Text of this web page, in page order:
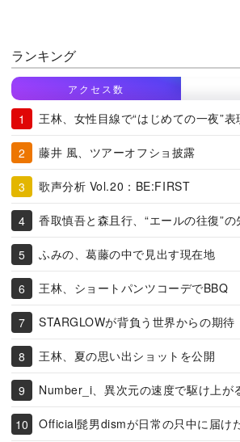
ランキング
アクセス数
王林、女性目線で“はじめての一夜”表
藤井 風、ツアーオフショ披露
歌声分析 Vol.20：BE:FIRST
香取慎吾と森且行、“エールの往復”の
ふみの、葛藤の中で見出す現在地
王林、ショートパンツコーデでBBQ
STARGLOWが背負う世界からの期待
王林、夏の思い出ショットを公開
Number_i、異次元の速度で駆け上が
Official髭男dismが日常の只中に届け